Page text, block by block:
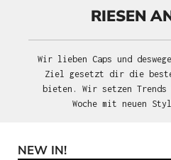
RIESEN
Wir lieben Caps und
Ziel gesetzt dir die beste
bieten. Wir setzen Trends
Woche mit neuen
Produktgalerie überspringen
NEW IN!